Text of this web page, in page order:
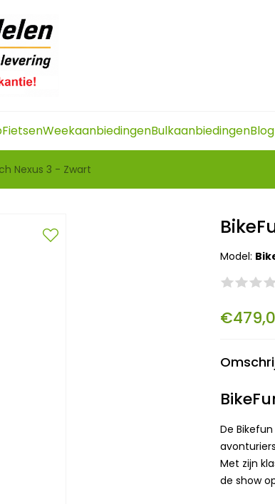
FietsenWeekaanbiedingenBulkaanbiedingenBlog
Nexus 3 - Zwart
Model:
De
Met zijn
de show